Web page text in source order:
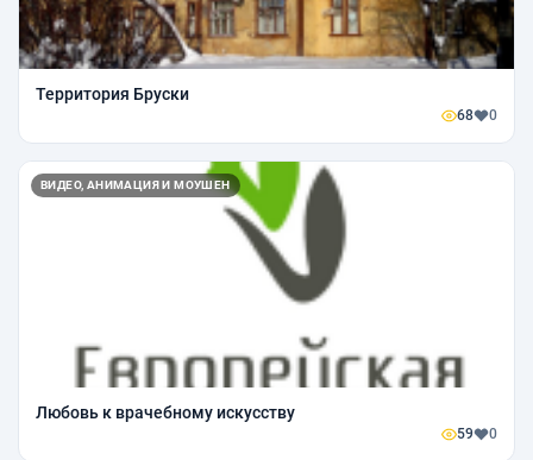
Территория Бруски
68 0
ВИДЕО, АНИМАЦИЯ И МОУШЕН
Любовь к врачебному искусству
59 0